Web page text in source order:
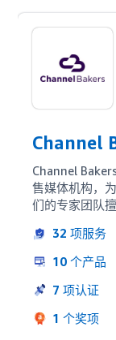
Channel
Channel
售媒体机构，
们的专家团队
法可优化支出
在全球拥有
一需要的电子
32 项服务
10 个产品
7 项认证
1 个奖项